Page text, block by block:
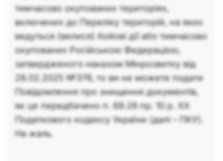
тимчасово окупованих територіях,
включених до Переліку територій, на яких
ведуться (велися) бойові дії або тимчасово
окупованих Російською Федерацією,
затвердженого наказом Мінрозвитку від
28.02.2025 №376, то ви не можете подати
Повідомлення про знищення документів,
як це передбачено п. 69.28 пр. 10 р. ХХ
Податкового кодексу України (далі – ПКУ).
На жаль.